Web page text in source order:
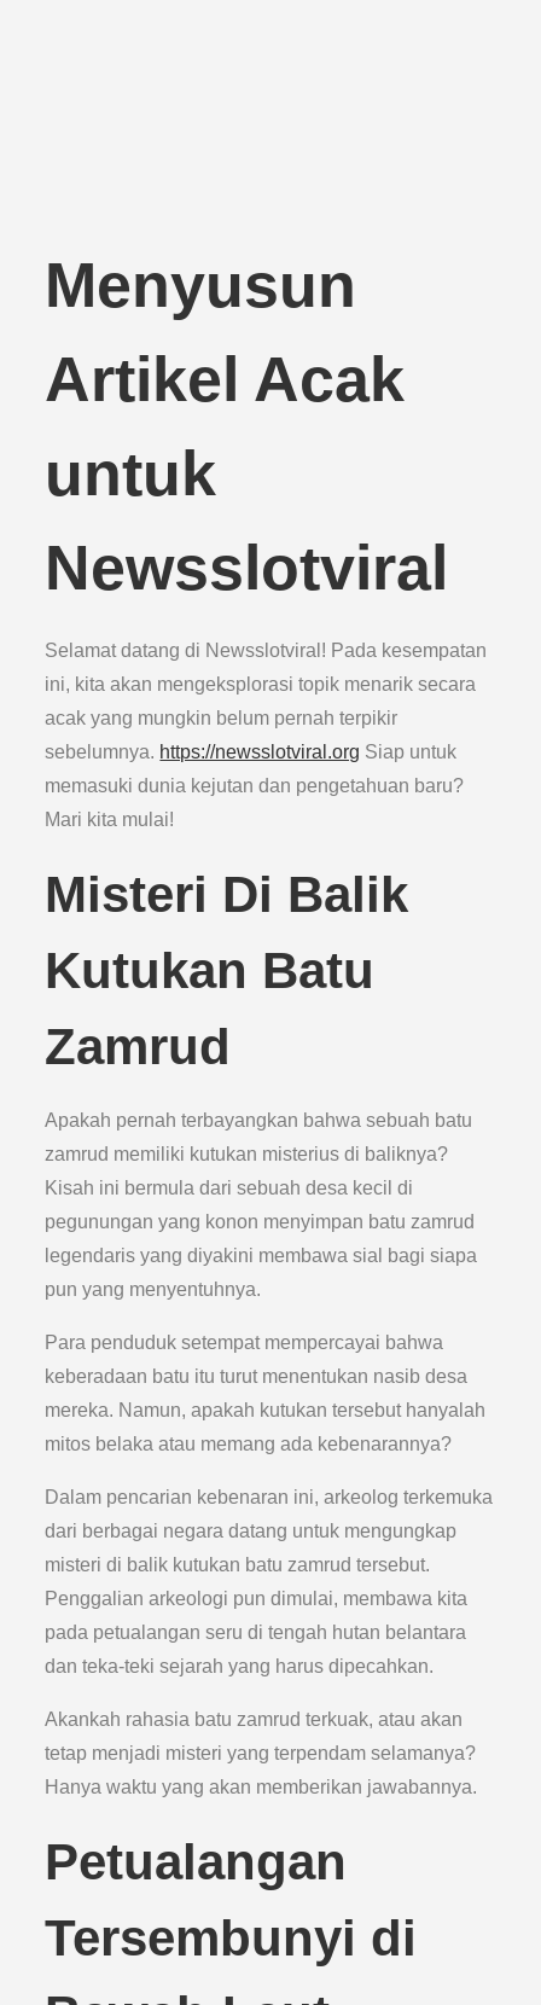
Menyusun
Artikel Acak
untuk
Newsslotviral
Selamat datang di Newsslotviral! Pada kesempatan
ini, kita akan mengeksplorasi topik menarik secara
acak yang mungkin belum pernah terpikir
sebelumnya. https://newsslotviral.org Siap untuk
memasuki dunia kejutan dan pengetahuan baru?
Mari kita mulai!
Misteri Di Balik
Kutukan Batu
Zamrud
Apakah pernah terbayangkan bahwa sebuah batu
zamrud memiliki kutukan misterius di baliknya?
Kisah ini bermula dari sebuah desa kecil di
pegunungan yang konon menyimpan batu zamrud
legendaris yang diyakini membawa sial bagi siapa
pun yang menyentuhnya.
Para penduduk setempat mempercayai bahwa
keberadaan batu itu turut menentukan nasib desa
mereka. Namun, apakah kutukan tersebut hanyalah
mitos belaka atau memang ada kebenarannya?
Dalam pencarian kebenaran ini, arkeolog terkemuka
dari berbagai negara datang untuk mengungkap
misteri di balik kutukan batu zamrud tersebut.
Penggalian arkeologi pun dimulai, membawa kita
pada petualangan seru di tengah hutan belantara
dan teka-teki sejarah yang harus dipecahkan.
Akankah rahasia batu zamrud terkuak, atau akan
tetap menjadi misteri yang terpendam selamanya?
Hanya waktu yang akan memberikan jawabannya.
Petualangan
Tersembunyi di